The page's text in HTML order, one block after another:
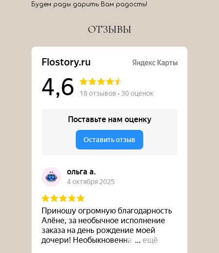
Будем рады дарить Вам радость!
ОТЗЫВЫ